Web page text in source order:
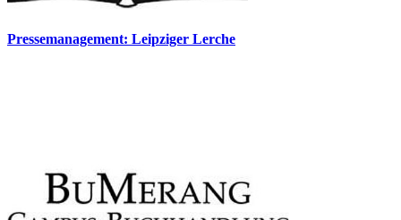
Pressemanagement: Leipziger Lerche